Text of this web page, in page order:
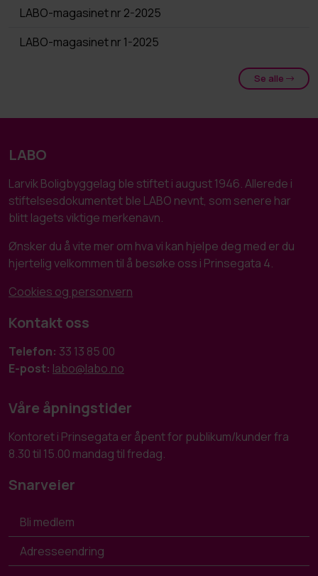
LABO-magasinet nr 2-2025
LABO-magasinet nr 1-2025
Se alle
LABO
Larvik Boligbyggelag ble stiftet i august 1946. Allerede i
stiftelsesdokumentet ble LABO nevnt, som senere har
blitt lagets viktige merkenavn.
Ønsker du å vite mer om hva vi kan hjelpe deg med er du
hjertelig velkommen til å besøke oss i Prinsegata 4.
Cookies og personvern
Kontakt oss
Telefon: 33 13 85 00
E-post: labo@labo.no
Våre åpningstider
Kontoret i Prinsegata er åpent for publikum/kunder fra
8.30 til 15.00 mandag til fredag.
Snarveier
Bli medlem
Adresseendring